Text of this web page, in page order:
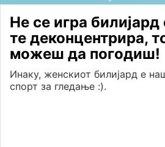
Не се игра
те деконцентрира,
можеш да погодиш!
Инаку, женскиот билијард е
спорт за гледање :).